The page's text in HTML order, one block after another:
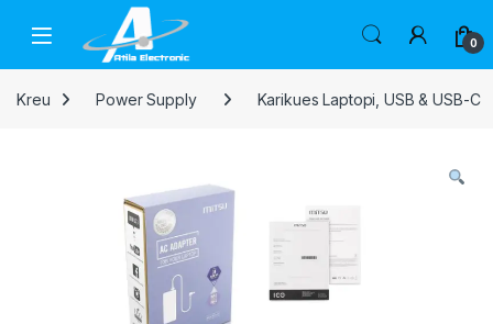
Skip to navigation
Open 0
Kreu Power Supply Karikues Laptopi, USB & USB-C